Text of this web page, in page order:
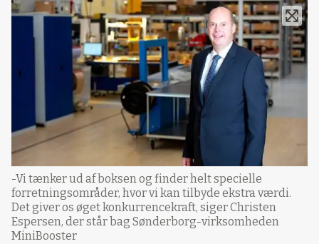
-Vi tænker ud af boksen og finder helt specielle
forretningsområder, hvor vi kan tilbyde ekstra værdi.
Det giver os øget konkurrencekraft, siger Christen
Espersen, der står bag Sønderborg-virksomheden
MiniBooster